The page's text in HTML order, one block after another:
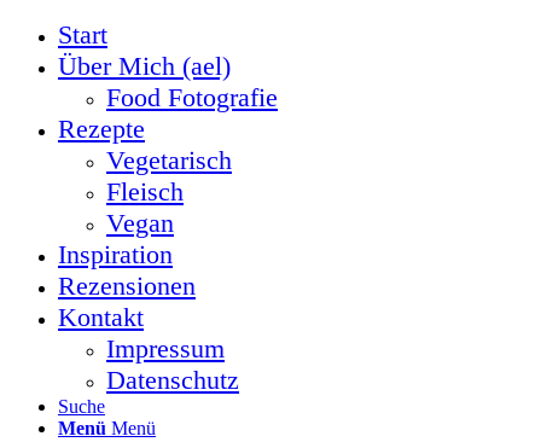
Start
Über Mich (ael)
Food Fotografie
Rezepte
Vegetarisch
Fleisch
Vegan
Inspiration
Rezensionen
Kontakt
Impressum
Datenschutz
Suche
Menü Menü